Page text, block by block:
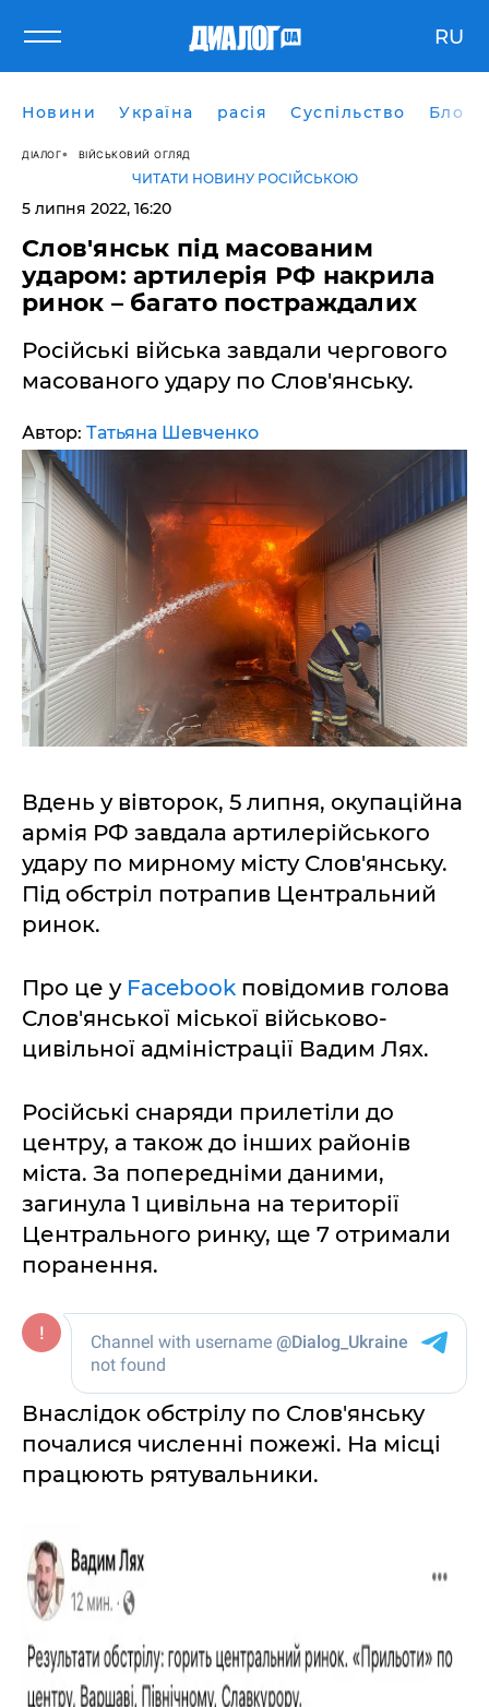
RU
Новини Україна расія Суспільство Блоги
ДІАЛОГ ВІЙСЬКОВИЙ ОГЛЯД
ЧИТАТИ НОВИНУ РОСІЙСЬКОЮ
5 липня 2022, 16:20
Слов'янськ під масованим
ударом: артилерія РФ накрила
ринок – багато постраждалих
Російські війська завдали чергового
масованого удару по Слов'янську.
Автор: Татьяна Шевченко
Вдень у вівторок, 5 липня, окупаційна
армія РФ завдала артилерійського
удару по мирному місту Слов'янську.
Під обстріл потрапив Центральний
ринок.
Про це у Facebook повідомив голова
Слов'янської міської військово-
цивільної адміністрації Вадим Лях.
Російські снаряди прилетіли до
центру, а також до інших районів
міста. За попередніми даними,
загинула 1 цивільна на території
Центрального ринку, ще 7 отримали
поранення.
Внаслідок обстрілу по Слов'янську
почалися численні пожежі. На місці
працюють рятувальники.